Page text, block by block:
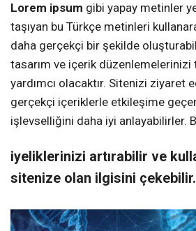
Lorem ipsum gibi yapay metinler
taşıyan bu Türkçe metinleri
daha gerçekçi bir şekilde
tasarım ve içerik
yardımcı olacaktır. Sitenizi ziyaret
gerçekçi içeriklerle etkileşime
işlevselliğini daha iyi anlayabilirler.
iyeliklerinizi artırabilir ve
sitenize olan ilgisini çekebilir.